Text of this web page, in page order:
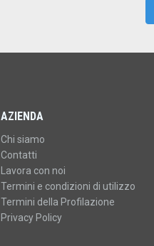
AZIENDA
Chi siamo
Contatti
Lavora con noi
Termini e condizioni di utilizzo
Termini della Profilazione
Privacy Policy